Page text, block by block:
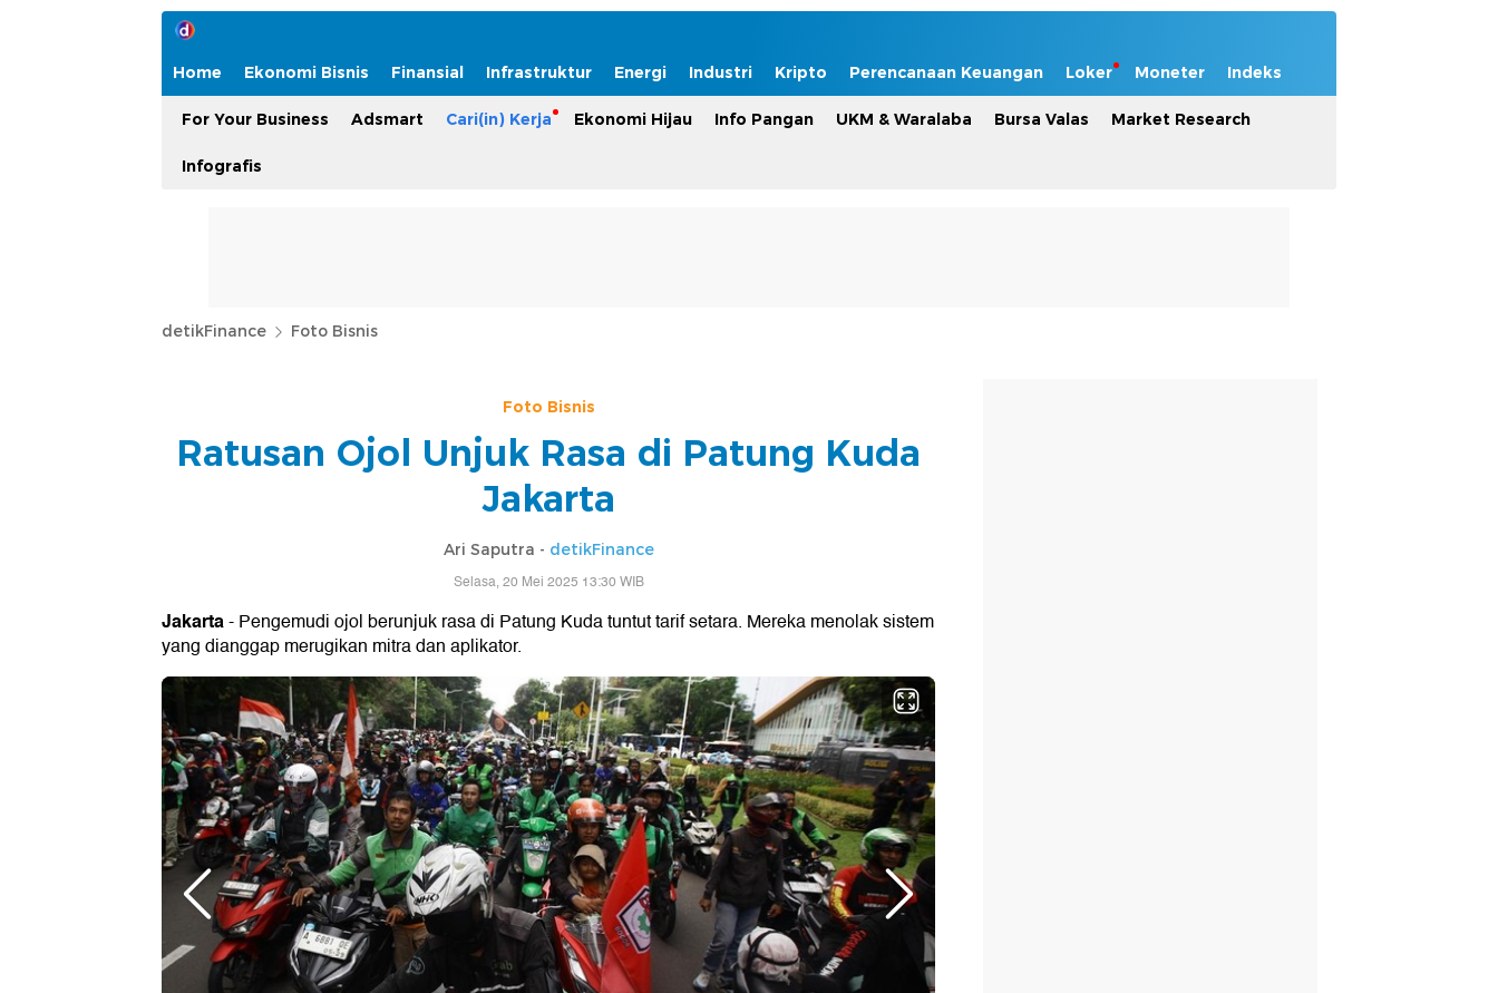
Home Ekonomi Bisnis Finansial Infrastruktur Energi Industri Kripto Perencanaan Keuangan Loker Moneter Indeks
For Your Business Adsmart Cari(in) Kerja Ekonomi Hijau Info Pangan UKM & Waralaba Bursa Valas Market Research
Infografis
detikFinance Foto Bisnis
Foto Bisnis
Ratusan Ojol Unjuk Rasa di Patung Kuda
Jakarta
Ari Saputra - detikFinance
Selasa, 20 Mei 2025 13:30 WIB
Jakarta- Pengemudi ojol berunjuk rasa di Patung Kuda tuntut tarif setara. Mereka menolak sistem
yang dianggap merugikan mitra dan aplikator.